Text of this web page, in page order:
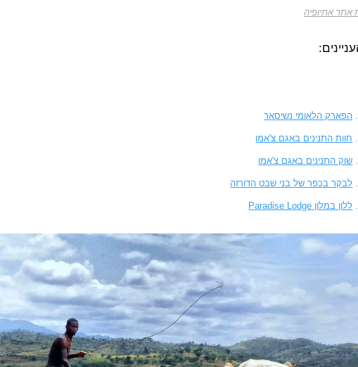
אתר אתיופיה
הפארק הלאומי נשיסאר
חוות התנינים באגם צ'אמו
שוק התנינים באגם צ'אמו
לבקר בכפר של בני שבט הדורזה
ללון במלון Paradise Lodge